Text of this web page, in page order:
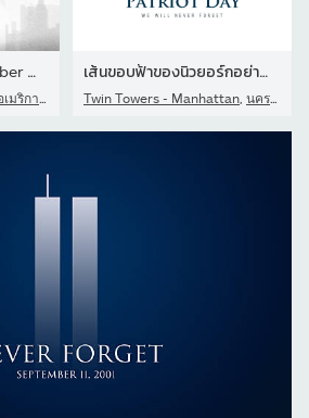
อนุสรณ์สถาน September Eleven
- ธงชาติ ,กันยายน
เส้นขอบฟ้าของนิวยอร์กอย่างมีสไตล์พร้อมตึกแฝดเพื่อรําลึกถึงวันรักชา
Twin Towers - Manhattan, นครนิวยอร์ก